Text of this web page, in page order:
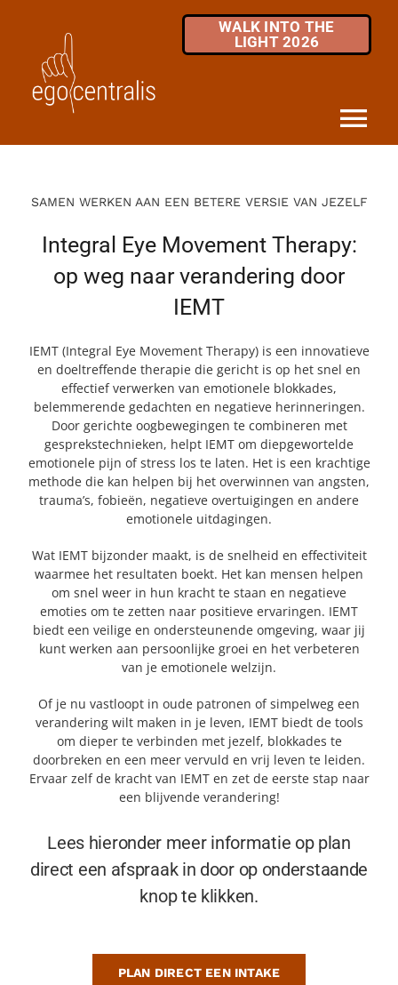
WALK INTO THE
LIGHT 2026
MKB / ZZP
INFOTHEEK
CONTACT
SAMEN WERKEN AAN EEN BETERE VERSIE VAN JEZELF
Integral Eye Movement Therapy:
op weg naar verandering door
IEMT
IEMT (Integral Eye Movement Therapy) is een innovatieve
en doeltreffende therapie die gericht is op het snel en
effectief verwerken van emotionele blokkades,
belemmerende gedachten en negatieve herinneringen.
Door gerichte oogbewegingen te combineren met
gesprekstechnieken, helpt IEMT om diepgewortelde
emotionele pijn of stress los te laten. Het is een krachtige
methode die kan helpen bij het overwinnen van angsten,
trauma’s, fobieën, negatieve overtuigingen en andere
emotionele uitdagingen.
Wat IEMT bijzonder maakt, is de snelheid en effectiviteit
waarmee het resultaten boekt. Het kan mensen helpen
om snel weer in hun kracht te staan en negatieve
emoties om te zetten naar positieve ervaringen. IEMT
biedt een veilige en ondersteunende omgeving, waar jij
kunt werken aan persoonlijke groei en het verbeteren
van je emotionele welzijn.
Of je nu vastloopt in oude patronen of simpelweg een
verandering wilt maken in je leven, IEMT biedt de tools
om dieper te verbinden met jezelf, blokkades te
doorbreken en een meer vervuld en vrij leven te leiden.
Ervaar zelf de kracht van IEMT en zet de eerste stap naar
een blijvende verandering!
Lees hieronder meer informatie op plan
direct een afspraak in door op onderstaande
knop te klikken.
PLAN DIRECT EEN INTAKE